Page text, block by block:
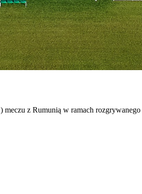
z Rumunią w ramach